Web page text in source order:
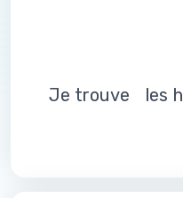
Je trouve les